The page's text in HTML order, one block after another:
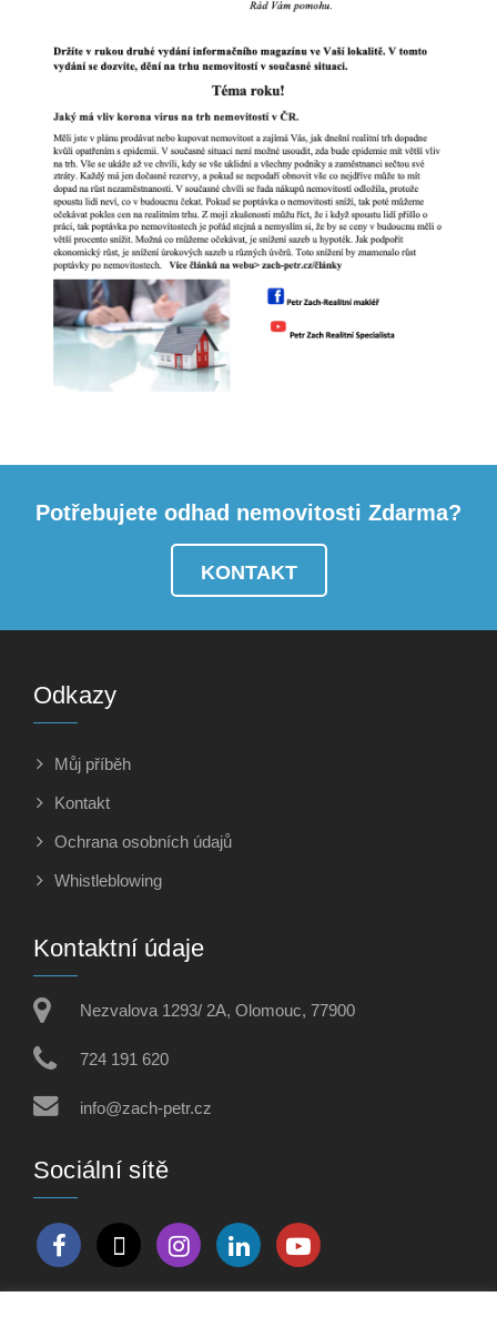
Potřebujete odhad nemovitosti Zdarma?
KONTAKT
Odkazy
Můj příběh
Kontakt
Ochrana osobních údajů
Whistleblowing
Kontaktní údaje
Nezvalova 1293/ 2A, Olomouc, 77900
724 191 620
info@zach-petr.cz
Sociální sítě